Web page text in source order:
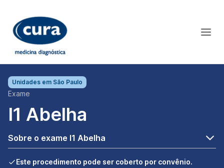
Unidades em São Paulo
Exame
I1 Abelha
Sobre o exame I1 Abelha
Este procedimento pode ser coberto por convênio.